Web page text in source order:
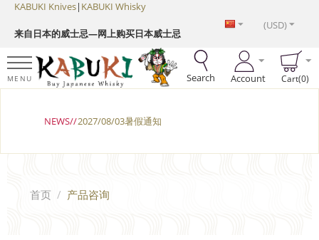
KABUKI Knives| KABUKI Whisky
来自日本的威士忌—网上购买日本威士忌
(USD)
MENU Search Account Cart(0)
NEWS//2027/08/03暑假通知
首页 / 产品咨询